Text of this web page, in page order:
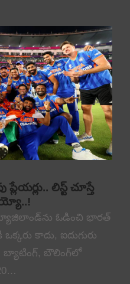
లిస్ట్ చూస్తే
ఓడించి భారత్
కాదు, ఐదుగురు
బ్యాటింగ్, బౌలింగ్‌లో